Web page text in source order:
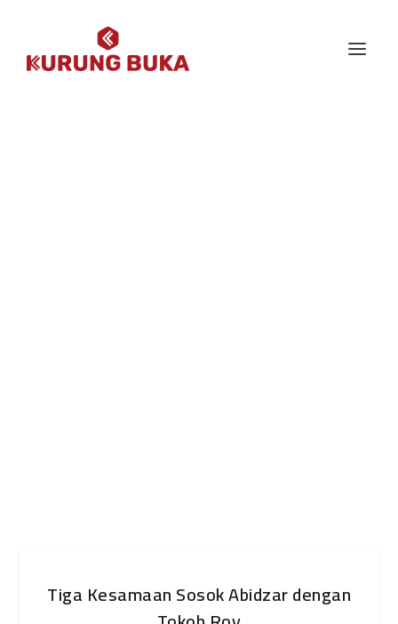
Tiga Kesamaan Sosok Abidzar dengan